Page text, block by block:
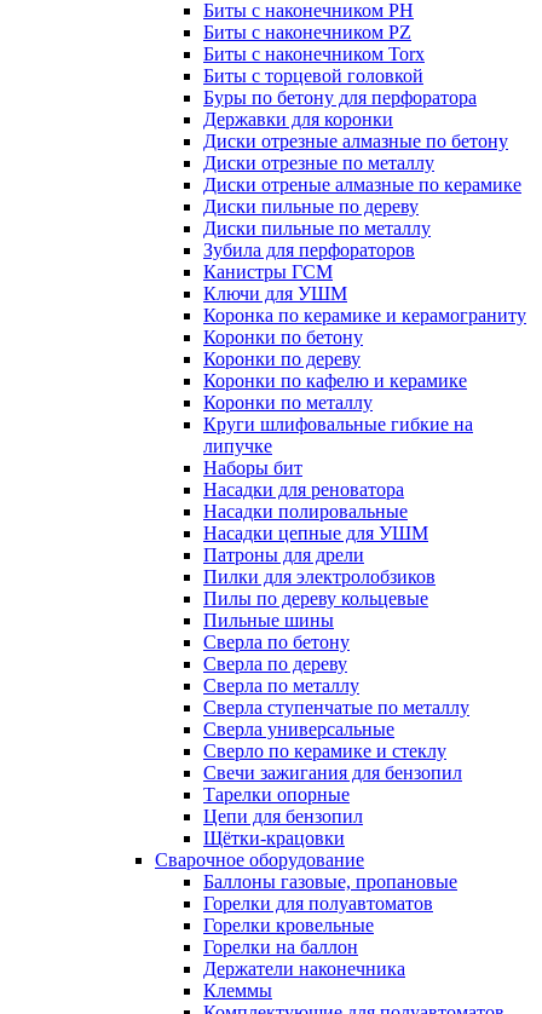
Биты с наконечником PH
Биты с наконечником PZ
Биты с наконечником Torx
Биты с торцевой головкой
Буры по бетону для перфоратора
Державки для коронки
Диски отрезные алмазные по бетону
Диски отрезные по металлу
Диски отреные алмазные по керамике
Диски пильные по дереву
Диски пильные по металлу
Зубила для перфораторов
Канистры ГСМ
Ключи для УШМ
Коронка по керамике и керамограниту
Коронки по бетону
Коронки по дереву
Коронки по кафелю и керамике
Коронки по металлу
Круги шлифовальные гибкие на
липучке
Наборы бит
Насадки для реноватора
Насадки полировальные
Насадки цепные для УШМ
Патроны для дрели
Пилки для электролобзиков
Пилы по дереву кольцевые
Пильные шины
Сверла по бетону
Сверла по дереву
Сверла по металлу
Сверла ступенчатые по металлу
Сверла универсальные
Сверло по керамике и стеклу
Свечи зажигания для бензопил
Тарелки опорные
Цепи для бензопил
Щётки-крацовки
Сварочное оборудование
Баллоны газовые, пропановые
Горелки для полуавтоматов
Горелки кровельные
Горелки на баллон
Держатели наконечника
Клеммы